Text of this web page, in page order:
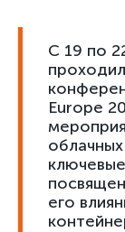
С 19 по
Europe
его